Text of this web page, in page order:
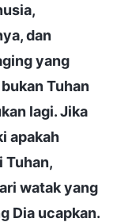
dan
yang
Tuhan
lagi. Jika
apakah
Tuhan,
watak yang
Dia ucapkan.